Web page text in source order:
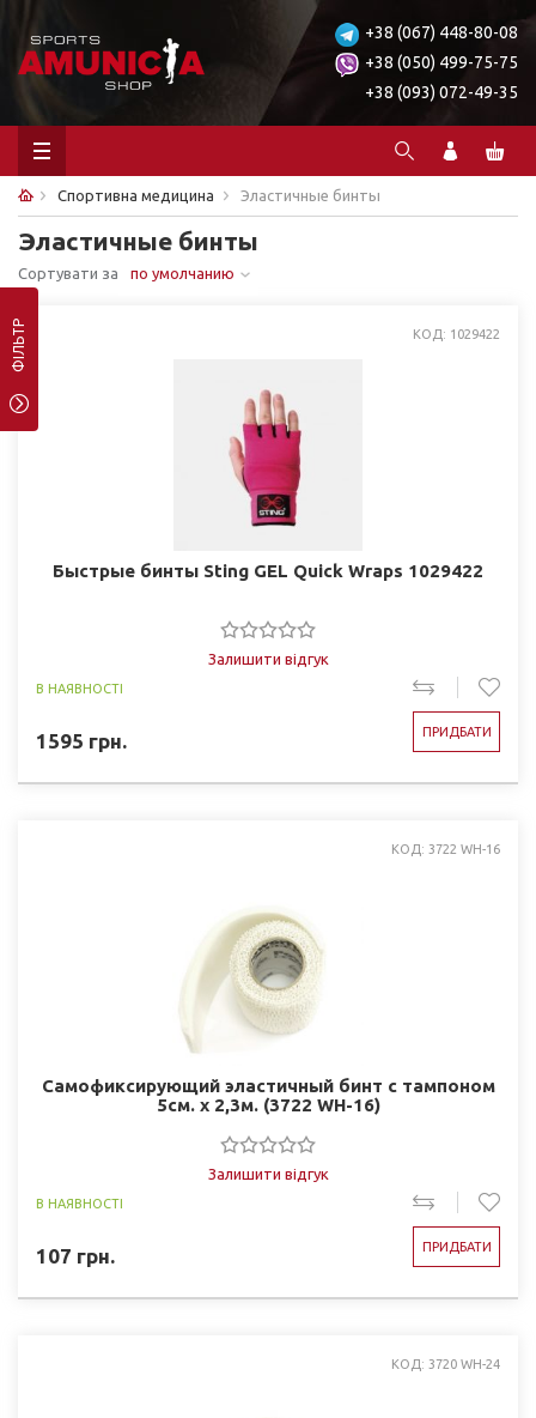
+38 (067) 448-80-08
+38 (050) 499-75-75
+38 (093) 072-49-35
Спортивна медицина Эластичные бинты
Эластичные бинты
Сортувати за по умолчанию
ФІЛЬТР КОД: 1029422
Быстрые бинты Sting GEL Quick Wraps 1029422
Залишити відгук
В НАЯВНОСТІ
1595 грн. ПРИДБАТИ
КОД: 3722 WH-16
Самофиксирующий эластичный бинт с тампоном
5см. х 2,3м. (3722 WH-16)
Залишити відгук
В НАЯВНОСТІ
107 грн. ПРИДБАТИ
КОД: 3720 WH-24